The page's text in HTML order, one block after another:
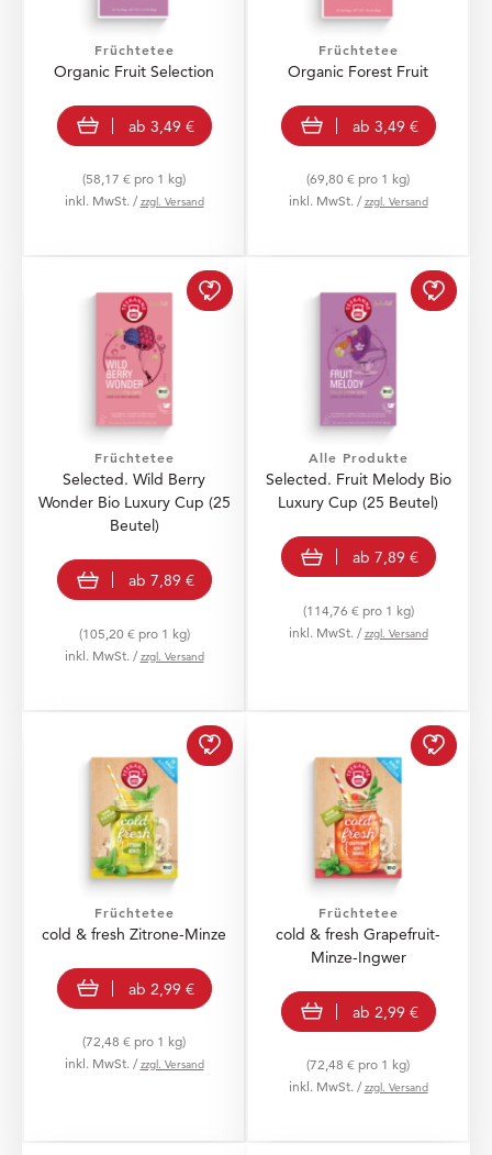
Früchtetee
Organic Fruit Selection
view product
ab 3,49 €
(58,17 € pro 1 kg)
inkl. MwSt. /zzgl. Versand
Früchtetee
Organic Forest Fruit
view product
ab 3,49 €
(69,80 € pro 1 kg)
inkl. MwSt. /zzgl. Versand
Selected. Wild Berry
Früchtetee
Selected. Wild Berry
Wonder Bio Luxury Cup (25
Beutel)
view product
ab 7,89 €
(105,20 € pro 1 kg)
inkl. MwSt. /zzgl. Versand
Alle Produkte
Selected. Fruit Melody Bio
Luxury Cup (25 Beutel)
view product
ab 7,89 €
(114,76 € pro 1 kg)
inkl. MwSt. /zzgl. Versand
cold & fresh Zitrone-
Früchtetee
cold & fresh Zitrone-Minze
view product
ab 2,99 €
(72,48 € pro 1 kg)
inkl. MwSt. /zzgl. Versand
cold
Früchtetee
cold & fresh Grapefruit-
Minze-Ingwer
view product
ab 2,99 €
(72,48 € pro 1 kg)
inkl. MwSt. /zzgl. Versand